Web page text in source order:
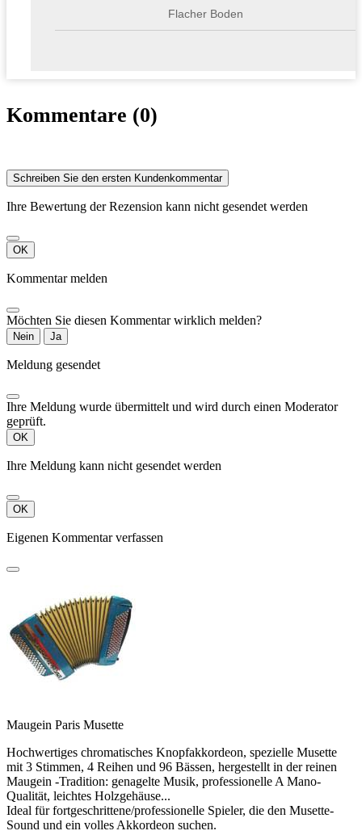
Flacher Boden
Kommentare (0)
Schreiben Sie den ersten Kundenkommentar
Ihre Bewertung der Rezension kann nicht gesendet werden
OK
Kommentar melden
Möchten Sie diesen Kommentar wirklich melden?
Nein Ja
Meldung gesendet
Ihre Meldung wurde übermittelt und wird durch einen Moderator
geprüft.
OK
Ihre Meldung kann nicht gesendet werden
OK
Eigenen Kommentar verfassen
Maugein Paris Musette
Hochwertiges chromatisches Knopfakkordeon, spezielle Musette
mit 3 Stimmen, 4 Reihen und 96 Bässen, hergestellt in der reinen
Maugein -Tradition: genagelte Musik, professionelle A Mano-
Qualität, leichtes Holzgehäuse...
Ideal für fortgeschrittene/professionelle Spieler, die den Musette-
Sound und ein volles Akkordeon suchen.